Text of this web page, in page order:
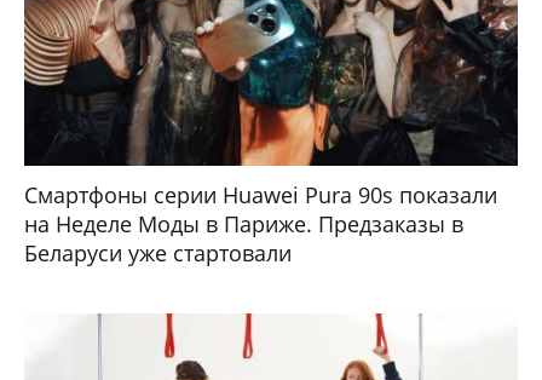
Смартфоны серии Huawei Pura 90s показали
на Неделе Моды в Париже. Предзаказы в
Беларуси уже стартовали